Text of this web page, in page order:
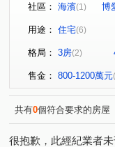
社區： 海濱(1) 博
用途： 住宅(6)
格局： 3房(2)
售金： 800-1200萬元
共有0個符合要求的房屋
很抱歉，此經紀業者未